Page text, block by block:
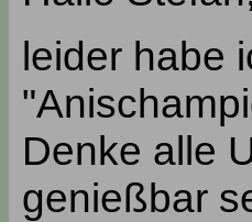
leider habe
Denke alle
genießbar